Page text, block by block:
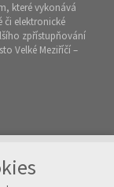
které vykonává
či elektronické
zpřístupňování
Velké Meziříčí –